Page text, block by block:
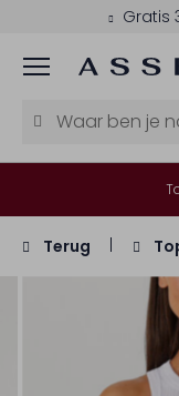
Gratis
Menu
Terug